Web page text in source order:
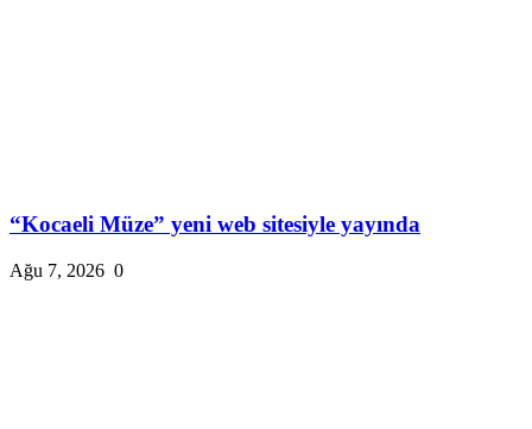
“Kocaeli Müze” yeni web sitesiyle yayında
Ağu 7, 2026 0